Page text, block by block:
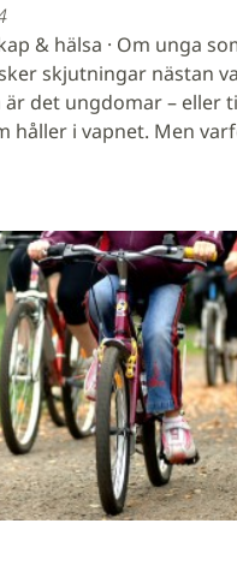
& hälsa · Om unga
skjutningar nästan
är det ungdomar – eller
håller i vapnet. Men